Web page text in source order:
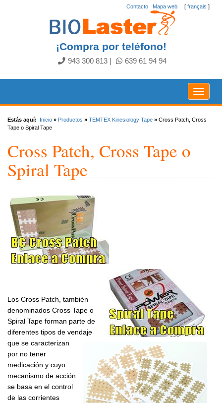
[ français ]
Contacto Mapa web
¡Compra por teléfono!
943 300 813 639 61 94 94
Toggle
Estás aquí: Inicio » Productos » TEMTEX Kinesiology Tape » Cross Patch, Cross
Tape o Spiral Tape
Cross Patch, Cross Tape o
Spiral Tape
Los Cross Patch, también
denominados Cross Tape o
Spiral Tape forman parte de
diferentes tipos de vendaje
que se caracterizan
por no tener
medicación y cuyo
mecanismo de acción
se basa en el control
de las corrientes